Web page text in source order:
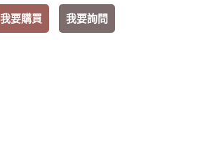
我要購買 我要詢問